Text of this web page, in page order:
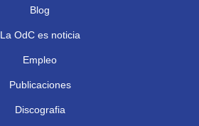
Blog
La OdC es noticia
Empleo
Publicaciones
Discografia